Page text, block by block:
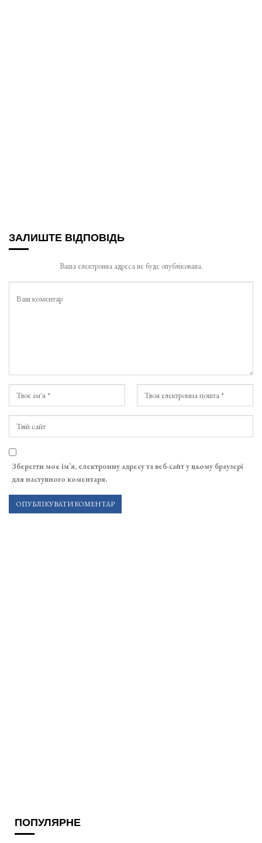
ЗАЛИШТЕ ВІДПОВІДЬ
Ваша електронна адреса не буде опублікована.
Зберегти моє ім’я, електронну адресу та веб-сайт у цьому браузері
для наступного коментаря.
ПОПУЛЯРНЕ